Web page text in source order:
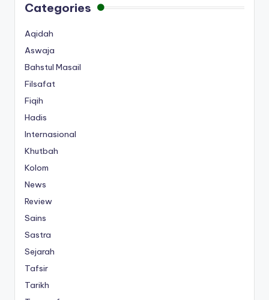
Categories
Aqidah
Aswaja
Bahstul Masail
Filsafat
Fiqih
Hadis
Internasional
Khutbah
Kolom
News
Review
Sains
Sastra
Sejarah
Tafsir
Tarikh